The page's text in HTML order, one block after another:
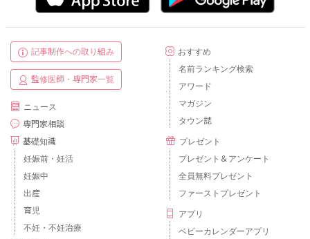
記事制作への取り組み
監修医師・専門家一覧
ニュース
専門家相談
基礎知識
妊娠前・妊活
妊娠中
出産
育児
不妊・不妊治療
おすすめ
名前ランキング検索
アワード
マガジン
タウン誌
プレゼント
プレゼント＆アンケート
全員無料プレゼント
ファーストプレゼント
アプリ
ベビーカレンダーアプリ